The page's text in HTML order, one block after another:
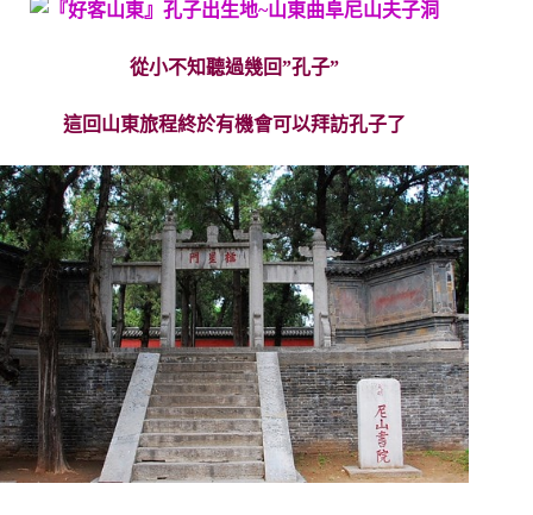
從小不知聽過幾回”孔子”
這回山東旅程終於有機會可以拜訪孔子了